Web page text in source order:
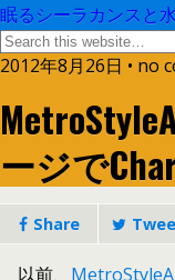
眠るシーラカンスと
2012年8月26日 • no
ージで
Share
以前、